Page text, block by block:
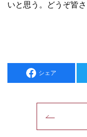
いと思う。どうぞ皆
シェア